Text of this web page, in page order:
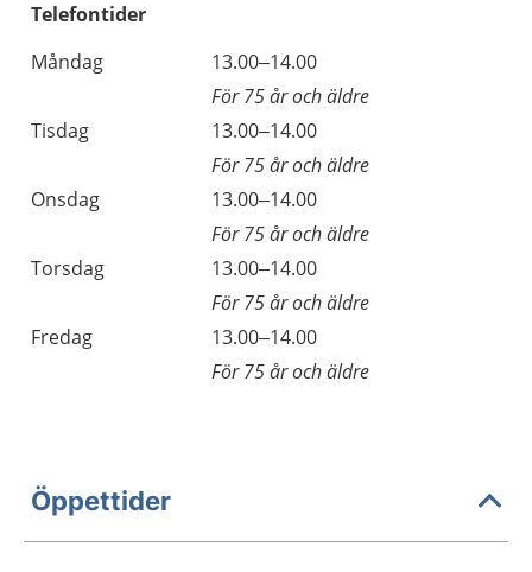
Telefontider
Måndag
13.00–14.00
För 75 år och äldre
Tisdag
13.00–14.00
För 75 år och äldre
Onsdag
13.00–14.00
För 75 år och äldre
Torsdag
13.00–14.00
För 75 år och äldre
Fredag
13.00–14.00
För 75 år och äldre
Öppettider